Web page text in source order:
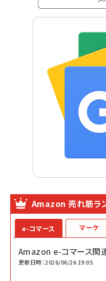
Amazon 売れ筋ラ
e-コマース
Amazon e-コマース関
更新日時：2026/06/26 19:05
マーケ